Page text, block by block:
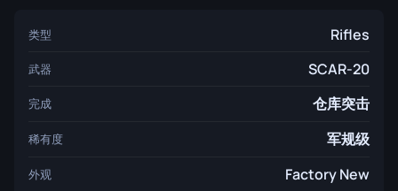
类型 Rifles
武器 SCAR-20
完成 仓库突击
稀有度 军规级
外观 Factory New